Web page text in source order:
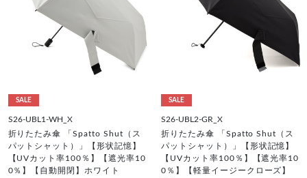
SALE
S26-UBL1-WH_X
折りたたみ傘 「Spatto Shut（ス
パットシャット）」【形状記憶】
【UVカット率100％】【遮光率10
0％】【自動開閉】ホワイト
SALE
S26-UBL2-GR_X
折りたたみ傘 「Spatto Shut（ス
パットシャット）」【形状記憶】
【UVカット率100％】【遮光率10
0％】【軽量イージークローズ】